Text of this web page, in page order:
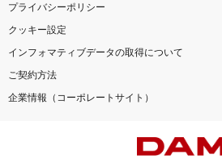
プライバシーポリシー
クッキー設定
インフォマティブデータの取得について
ご契約方法
企業情報（コーポレートサイト）